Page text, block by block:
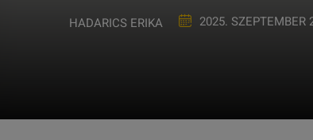
HADARICS ERIKA 2025. SZEPTEMBER